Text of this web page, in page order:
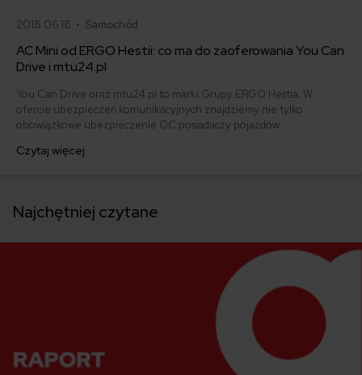
2018.06.18 • Samochód
AC Mini od ERGO Hestii: co ma do zaoferowania You Can
Drive i mtu24.pl
You Can Drive oraz mtu24.pl to marki Grupy ERGO Hestia. W
ofercie ubezpieczeń komunikacyjnych znajdziemy nie tylko
obowiązkowe ubezpieczenie OC posiadaczy pojazdów
dobrowolne min. AC, Assistance czy Szyby. Wśród nich AC Mini -
Czytaj więcej
Najchętniej czytane